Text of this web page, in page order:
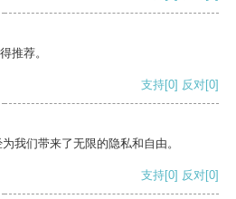
推荐。
支持[0] 反对[0]
我们带来了无限的隐私和自由。
支持[0] 反对[0]